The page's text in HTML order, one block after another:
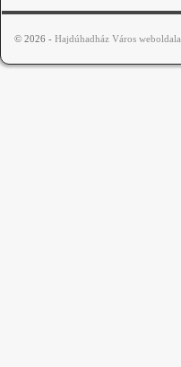
© 2026 - Hajdúhadház Város weboldala